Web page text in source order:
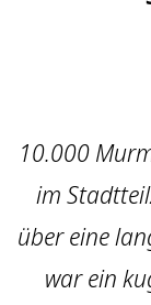
10.000
im
über eine
war ein